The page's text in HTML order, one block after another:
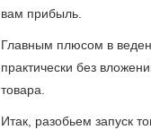
вам прибыль.
Главным плюсом в
практически без
товара.
Итак, разобьем запуск